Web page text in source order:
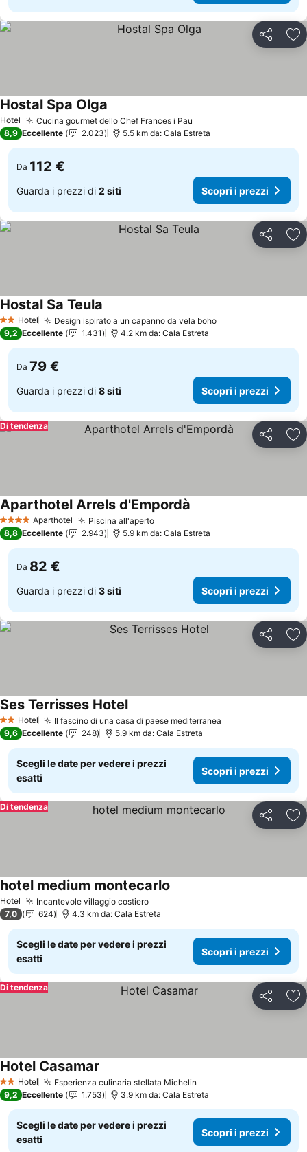
Condividi
Hotel Cucina gourmet dello Chef Frances i Pau
Hostal Spa Olga
8,9 Eccellente 2.023 5.5 km da: Cala Estreta
Da 112 €
Guarda i prezzi di 2 siti Scopri i prezzi
Condividi
2 StelleHotel Design ispirato a un capanno da vela bohoScopri i prezzi
Hostal Sa Teula
9,2 Eccellente 1.431 4.2 km da: Cala Estreta
Da 79 €
Guarda i prezzi di 8 siti Scopri i prezzi
Condividi
Di tendenza
4 Stelle Aparthotel Piscina all'apertoScopri i prezzi
Aparthotel Arrels d'Empordà
8,8 Eccellente 2.943 5.9 km da: Cala Estreta
Da 82 €
Guarda i prezzi di 3 siti Scopri i prezzi
Condividi
2 StelleHotel Il fascino di una casa di paese mediterranea
Ses Terrisses HotelScopri i prezzi
9,6 Eccellente 248 5.9 km da: Cala Estreta
Scegli le date per vedere i prezzi
esatti
Scopri i prezzi
Condividi
Di tendenza
Hotel Incantevole villaggio costieroScopri i prezzi
hotel medium montecarlo
7,0 624 4.3 km da: Cala Estreta
Scegli le date per vedere i prezzi
esatti
Scopri i prezzi
Condividi
Di tendenza
2 StelleHotel Esperienza culinaria stellata Michelin
Hotel Casamar
9,2 Eccellente 1.753 3.9 km da: Cala Estreta
Scegli le date per vedere i prezzi
esatti
Scopri i prezzi